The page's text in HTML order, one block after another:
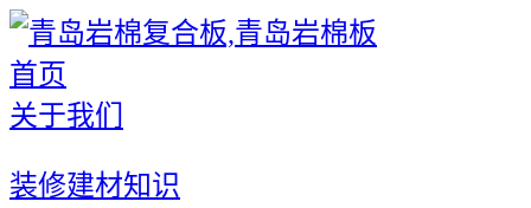
首页
关于我们
装修建材知识